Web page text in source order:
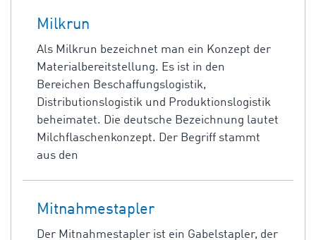
Milkrun
Als Milkrun bezeichnet man ein Konzept der
Materialbereitstellung. Es ist in den
Bereichen Beschaffungslogistik,
Distributionslogistik und Produktionslogistik
beheimatet. Die deutsche Bezeichnung lautet
Milchflaschenkonzept. Der Begriff stammt
aus den
Mitnahmestapler
Der Mitnahmestapler ist ein Gabelstapler, der